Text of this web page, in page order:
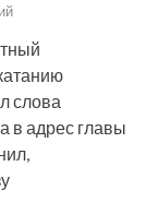
слова
в адрес главы